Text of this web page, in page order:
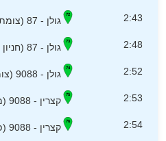
2:43 גולן - 87 (צומת יהודיה) (העלאה והורדה)
2:48 גולן - 87 (חניון יהודיה / 87) (העלאה והורדה)
2:52 גולן - 9088 (צומת קצביה) (העלאה והורדה)
2:53 קצרין - 9088 (מסעף אזור תעשייה) (הורדה)
2:54 קצרין - 9088 (פארק קצרין) (הורדה)